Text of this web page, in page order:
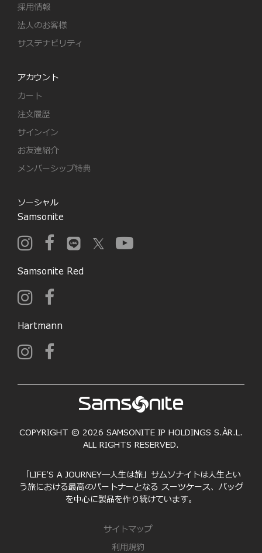
採用情報
法人のお客様
サステナビリティ
アカウント
カート
注文履歴
サインイン
お友達紹介
メンバーシップ特典
ソーシャル
Samsonite
Samsonite Red
Hartmann
COPYRIGHT © 2026 SAMSONITE IP HOLDINGS S.ÀR.L.
ALL RIGHTS RESERVED.
「LIFE'S A JOURNEY―人生は旅」サムソナイトは人生とい
う旅における最高のパートナーとなる スーツケース、バッグ
を中心に製品を作り続けています。
サイトマップ
利用規約